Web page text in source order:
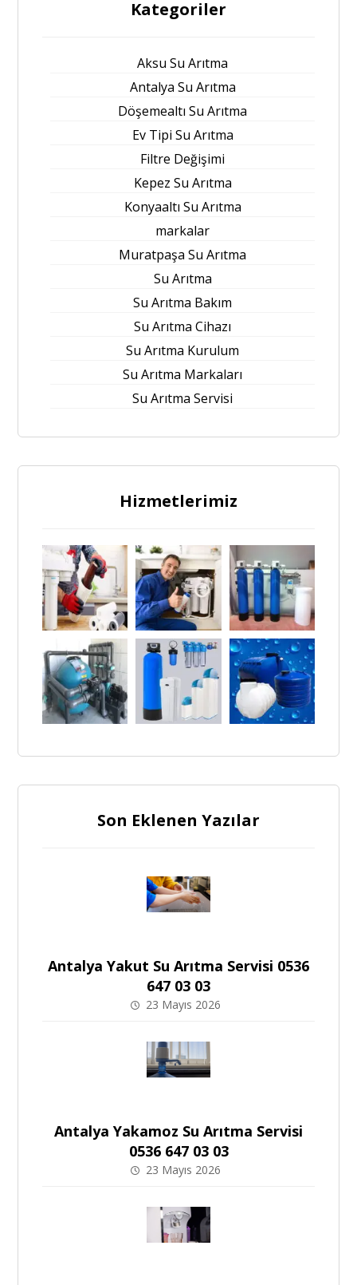
Kategoriler
Aksu Su Arıtma
Antalya Su Arıtma
Döşemealtı Su Arıtma
Ev Tipi Su Arıtma
Filtre Değişimi
Kepez Su Arıtma
Konyaaltı Su Arıtma
markalar
Muratpaşa Su Arıtma
Su Arıtma
Su Arıtma Bakım
Su Arıtma Cihazı
Su Arıtma Kurulum
Su Arıtma Markaları
Su Arıtma Servisi
Hizmetlerimiz
Son Eklenen Yazılar
Antalya Yakut Su Arıtma Servisi 0536
647 03 03
23 Mayıs 2026
Antalya Yakamoz Su Arıtma Servisi
0536 647 03 03
23 Mayıs 2026